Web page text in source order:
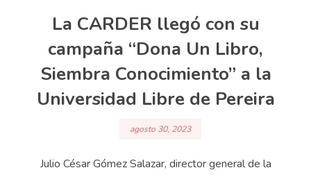
La CARDER llegó con su
campaña “Dona Un Libro,
Siembra Conocimiento” a la
Universidad Libre de Pereira
agosto 30, 2023
Julio César Gómez Salazar, director general de la